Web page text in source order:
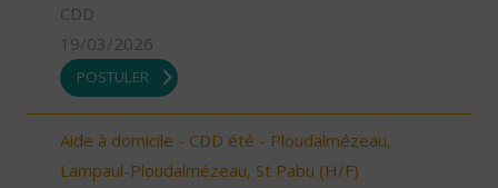
CDD
19/03/2026
POSTULER
Aide à domicile - CDD été - Ploudalmézeau,
Lampaul-Ploudalmézeau, St Pabu (H/F)